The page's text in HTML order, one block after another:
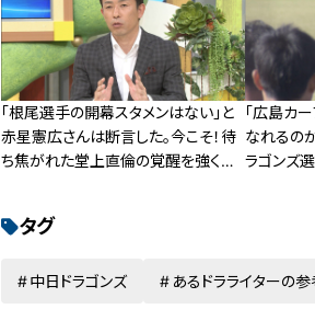
「根尾選手の開幕スタメンはない」と
赤星憲広さんは断言した。今こそ！待
ち焦がれた堂上直倫の覚醒を強く願
「広島カ
なれるの
ラゴンズ
タグ
中日ドラゴンズ あるドラライターの